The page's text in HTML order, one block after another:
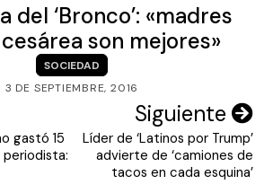
del ‘Bronco’: «madres
son mejores»
SOCIEDAD
3 DE SEPTIEMBRE, 2016
gastó 15
periodista:
Siguiente
Líder de ‘Latinos por Trump’
advierte de ‘camiones de
tacos en cada esquina’